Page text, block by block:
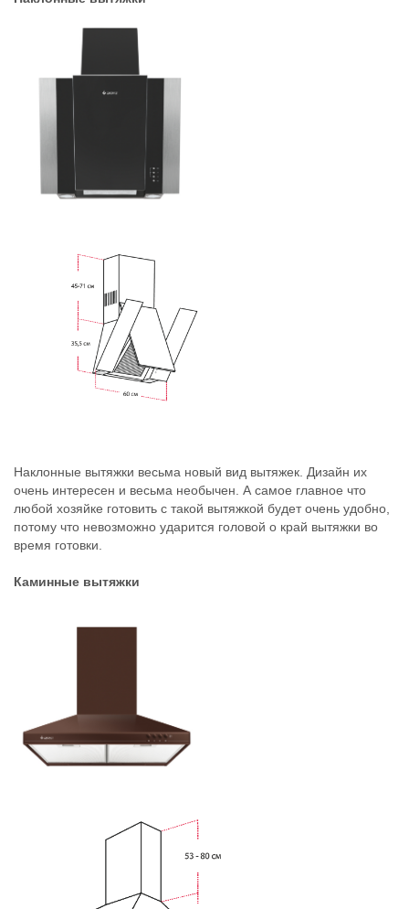
Наклонные вытяжки весьма новый вид вытяжек. Дизайн их
очень интересен и весьма необычен. А самое главное что
любой хозяйке готовить с такой вытяжкой будет очень удобно,
потому что невозможно ударится головой о край вытяжки во
время готовки.
Каминные вытяжки